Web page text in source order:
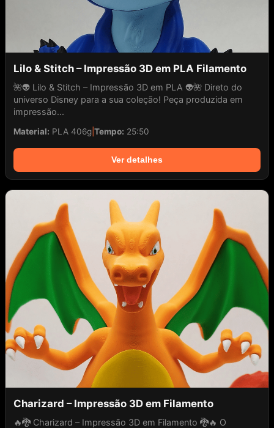
Lilo & Stitch – Impressão 3D em PLA Filamento
🌺👽 Lilo & Stitch – Impressão 3D em PLA 👽🌺 Direto do
universo Disney para a sua coleção! Peça produzida em
impressão...
Material: PLA 406g| Tempo: 25:50
Ver detalhes
Charizard – Impressão 3D em Filamento
🔥🐉 Charizard – Impressão 3D em Filamento 🐉🔥 O